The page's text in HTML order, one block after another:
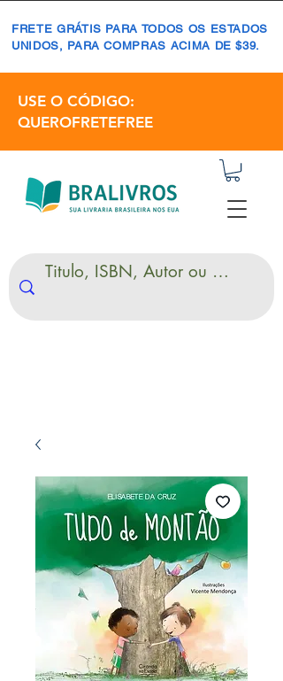
FRETE GRÁTIS PARA TODOS OS ESTADOS
UNIDOS, PARA COMPRAS ACIMA DE $39.
USE O CÓDIGO:
QUEROFRETEFREE